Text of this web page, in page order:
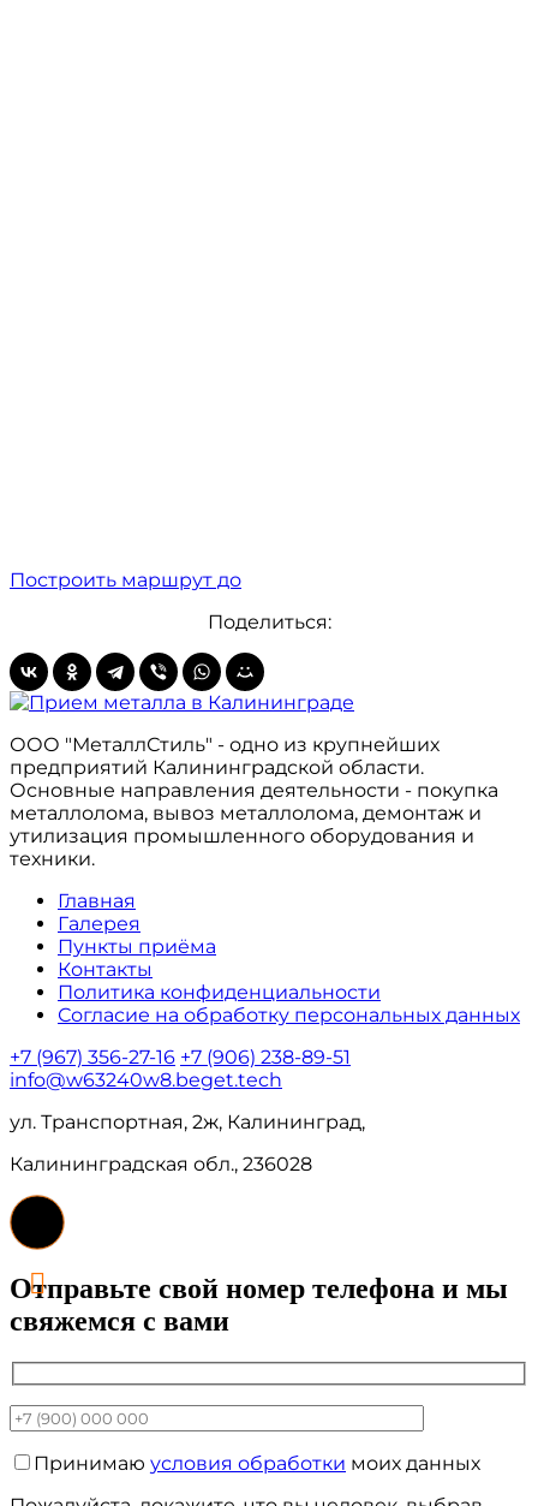
Построить маршрут до
Поделиться:
ООО "МеталлСтиль" - одно из крупнейших
предприятий Калининградской области.
Основные направления деятельности - покупка
металлолома, вывоз металлолома, демонтаж и
утилизация промышленного оборудования и
техники.
Главная
Галерея
Пункты приёма
Контакты
Политика конфиденциальности
Согласие на обработку персональных данных
+7 (967) 356-27-16 +7 (906) 238-89-51
info@w63240w8.beget.tech
ул. Транспортная, 2ж, Калининград,
Калининградская обл., 236028
Отправьте свой номер телефона и мы
свяжемся с вами
Принимаю условия обработки моих данных